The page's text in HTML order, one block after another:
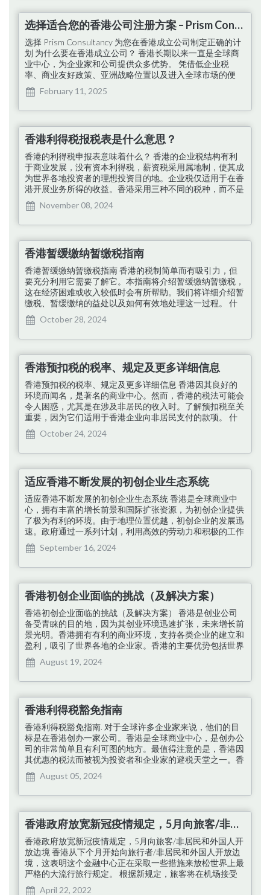
易”系统 …
选择适合您的香港公司注册方案 – Prism Consultancy
选择 Prism Consultancy 为您在香港成立公司制定正确的计
划 为什么要在香港成立公司？ 香港长期以来一直是全球商
业中心，为企业家和公司提供众多优势。 凭借低企业税
率、商业友好政策、亚洲战略位置以及进入全球市场的便
利，香港仍然是成立公司的主要目的地。 在当今快速发展
的经济中，在香港成立公司可提供扩展国际业务所需的灵活
February 11, 2025
香港利得税报税表是什么意思？
香港的利得税申报表意味着什么？ 香港的企业税结构有利
于商业发展，没有资本利得税，薪资税采用属地制，使其成
为世界各地投资者的理想投资目的地。企业税仅适用于在香
港开展业务所得的收益。香港采用三种不同的税种，而不是
单一的所得税： 薪俸税： 您的净应课税收入（即您的应评
税收入减去任何个人扣除和免税额）决定了该税项。扣除后
级税制的优势。任何超过 200 万港币的利润均需缴纳 15%
的普通税，首 200 万港币的利润需缴纳 7.5% 的减免税率。
物业税： 租金收入需缴纳 20% 标准扣除额后的固定 15% 的
税。 每种税款均单独计算。如果个人入息课税能结合所有
收入或损失来源，从而带来更多好处，…
November 08, 2024
香港暂缓缴纳暂缴税指南
香港暂缓缴纳暂缴税指南 香港的税制简单而有吸引力，但
要充分利用它需要了解它。本指南将介绍暂缓缴纳暂缴税，
这在经济困难或收入较低时会有所帮助。我们将详细介绍暂
缴税、暂缓缴纳的益处以及如何有效地处理这一过程。 什
么是暂缴税？ 根据前一年的收入，香港的暂缴税制度允许
在一年中的任何时间支付预计的税款。当需要报税时，税务
25%，1 月前缴纳 75%，至少需要缴纳 9 个月的收入。这一
制度使纳税人的年终税款可控，同时产生稳定的政府收入。
少缴或逾期缴纳将被处以罚款。 谁需要缴纳暂缴税？ 暂缴
税适用于香港的两大税种：薪俸税及利得税 …
October 28, 2024
香港预扣税的税率、规定及更多详细信息
香港预扣税的税率、规定及更多详细信息 香港因其良好的
环境而闻名，是著名的商业中心。然而，香港的税法可能会
令人困惑，尤其是在涉及非居民的收入时。了解预扣税至关
重要，因为它们适用于香港企业向非居民支付的款项。 什
么是预扣税？ 预扣税是一种预先征收某些类型收入税款的
方式。. 预扣税不同于常规所得税，它要求付款人在收入来
况。根据收入类型和商定的付款期，扣除的金额（通常是付
款的一定百分比）将发送给税务局，作为非居民未来纳税义
务的首付款。 预扣税和所得税 在香港，预扣税是第一种征
税方式。它有时可以平衡非居民收款人的最终应纳税额，这
取决于税额、申报状态和税收抵免。…
October 24, 2024
适应香港不断发展的初创企业生态系统
适应香港不断发展的初创企业生态系统 香港是全球商业中
心，拥有丰富的增长前景和国际扩张资源，为初创企业提供
了极为有利的环境。由于地理位置优越，初创企业的发展迅
速。政府通过一系列计划，利用高效的劳动力和积极的工作
场所文化来帮助新企业。快速的互联网和一流的基础设施也
为香港的初创企业发展做出了贡献。 在香港充满活力的创
竞争力的策略以及不断变化的创业生态系统。香港的创业环
境正在蓬勃发展，因此这可能是投资香港公司的好时机。为
了确保您了解所有内容并且不会错过任何重要内容，建议您
从头到尾阅读本文 …
September 16, 2024
香港初创企业面临的挑战（及解决方案）
香港初创企业面临的挑战（及解决方案） 香港是创业公司
备受青睐的目的地，因为其创业环境迅速扩张，未来增长前
景光明。香港拥有有利的商业环境，支持各类企业的建立和
盈利，吸引了世界各地的企业家。香港的主要优势包括世界
一流的基础设施、卓越的连通性、健全的法律体系和简单的
税收法规。这些因素共同使香港成为启动和扩大业务的理想
文旨在全面应对这些挑战，提供成功应对这些挑战的指导，
以确保在香港创业成功。 企业在香港面临的挑战 1. 获得资
金 获得资金是香港初创企业面临的重大挑战，对于启动和
维持盈利业务至关重要。…
August 19, 2024
香港利得税豁免指南
香港利得税豁免指南. 对于全球许多企业家来说，他们的目
标是在香港创办一家公司。香港是全球商业中心，是创办公
司的非常简单且有利可图的地方。最值得注意的是，香港因
其优惠的税法而被视为投资者和企业家的避税天堂之一。香
港的利得税是对在该市就业、经营或商业所得征收的一种直
接税。在香港，公司需缴纳 8.25% 至 16.5% 的利得税。相比
香港某些类别的收入和公司无需缴纳利得税。在香港，利得
税豁免通常用于促进经济扩张、帮助小型企业、促进研发和
吸引外资。您需要了解有关利得税豁免的所有信息。…
August 05, 2024
香港政府放宽新冠疫情规定，5月向旅客/非居民和外国人开放边境
香港政府放宽新冠疫情规定，5月向旅客/非居民和外国人开
放边境 香港从下个月开始向旅行者/非居民和外国人开放边
境，这表明这个金融中心正在采取一些措施来放松世界上最
严格的大流行旅行规定。 根据新规定，旅客将在机场接受
新冠病毒快速检测，阴性者可前往指定隔离酒店住 7 天。
April 22, 2022